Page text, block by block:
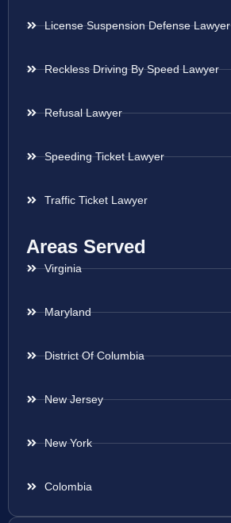
License Suspension Defense Lawyer
Reckless Driving By Speed Lawyer
Refusal Lawyer
Speeding Ticket Lawyer
Traffic Ticket Lawyer
Areas Served
Virginia
Maryland
District Of Columbia
New Jersey
New York
Colombia